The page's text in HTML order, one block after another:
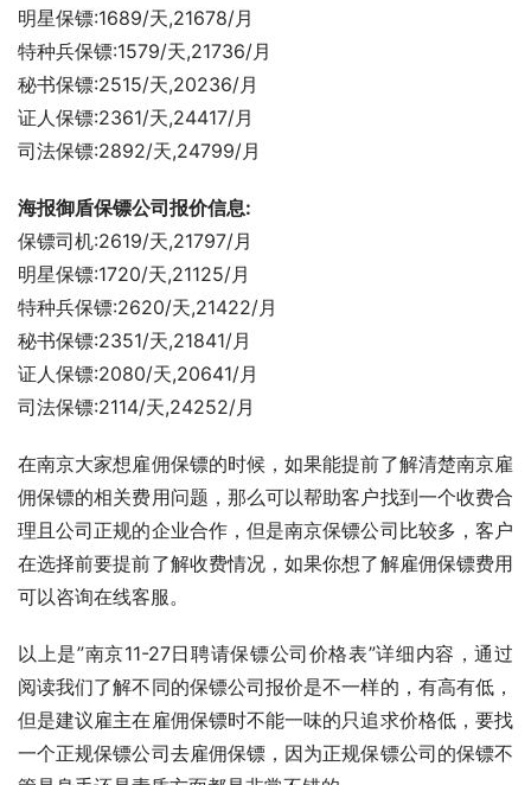
明星保镖:1689/天,21678/月
特种兵保镖:1579/天,21736/月
秘书保镖:2515/天,20236/月
证人保镖:2361/天,24417/月
司法保镖:2892/天,24799/月
海报御盾保镖公司报价信息:
保镖司机:2619/天,21797/月
明星保镖:1720/天,21125/月
特种兵保镖:2620/天,21422/月
秘书保镖:2351/天,21841/月
证人保镖:2080/天,20641/月
司法保镖:2114/天,24252/月
在南京大家想雇佣保镖的时候，如果能提前了解清楚南京雇
佣保镖的相关费用问题，那么可以帮助客户找到一个收费合
理且公司正规的企业合作，但是南京保镖公司比较多，客户
在选择前要提前了解收费情况，如果你想了解雇佣保镖费用
可以咨询在线客服。
以上是”南京11-27日聘请保镖公司价格表”详细内容，通过
阅读我们了解不同的保镖公司报价是不一样的，有高有低，
但是建议雇主在雇佣保镖时不能一味的只追求价格低，要找
一个正规保镖公司去雇佣保镖，因为正规保镖公司的保镖不